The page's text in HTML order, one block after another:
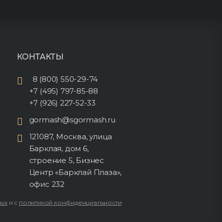
КОНТАКТЫ
8 (800) 550-29-74
+7 (495) 797-85-88
+7 (926) 227-52-33
gormash@sgormash.ru
121087, Москва, улица
Барклая, дом 6,
строение 5, Бизнес
Центр «Барклай Плаза»,
офис 232
и с политикой конфиденциальности